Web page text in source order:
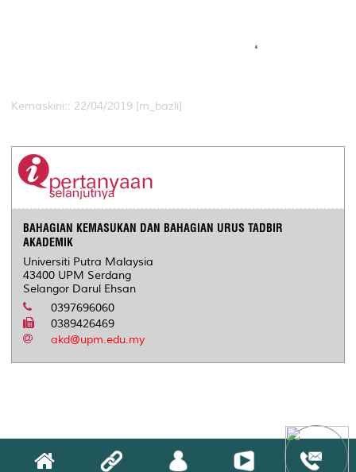
Kemaskini:: 22/04/2019 [m_bazli]
BAHAGIAN KEMASUKAN DAN BAHAGIAN URUS TADBIR
AKADEMIK
Universiti Putra Malaysia
43400 UPM Serdang
Selangor Darul Ehsan
0397696060
0389426469
akd@upm.edu.my